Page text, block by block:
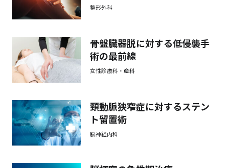
整形外科
骨盤臓器脱に対する低侵襲手
術の最前線
女性診療科・産科
頸動脈狭窄症に対するステン
ト留置術
脳神経内科